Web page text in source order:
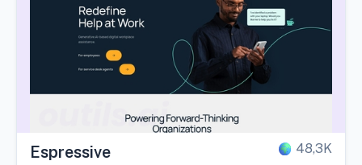
Espressive 48,3K